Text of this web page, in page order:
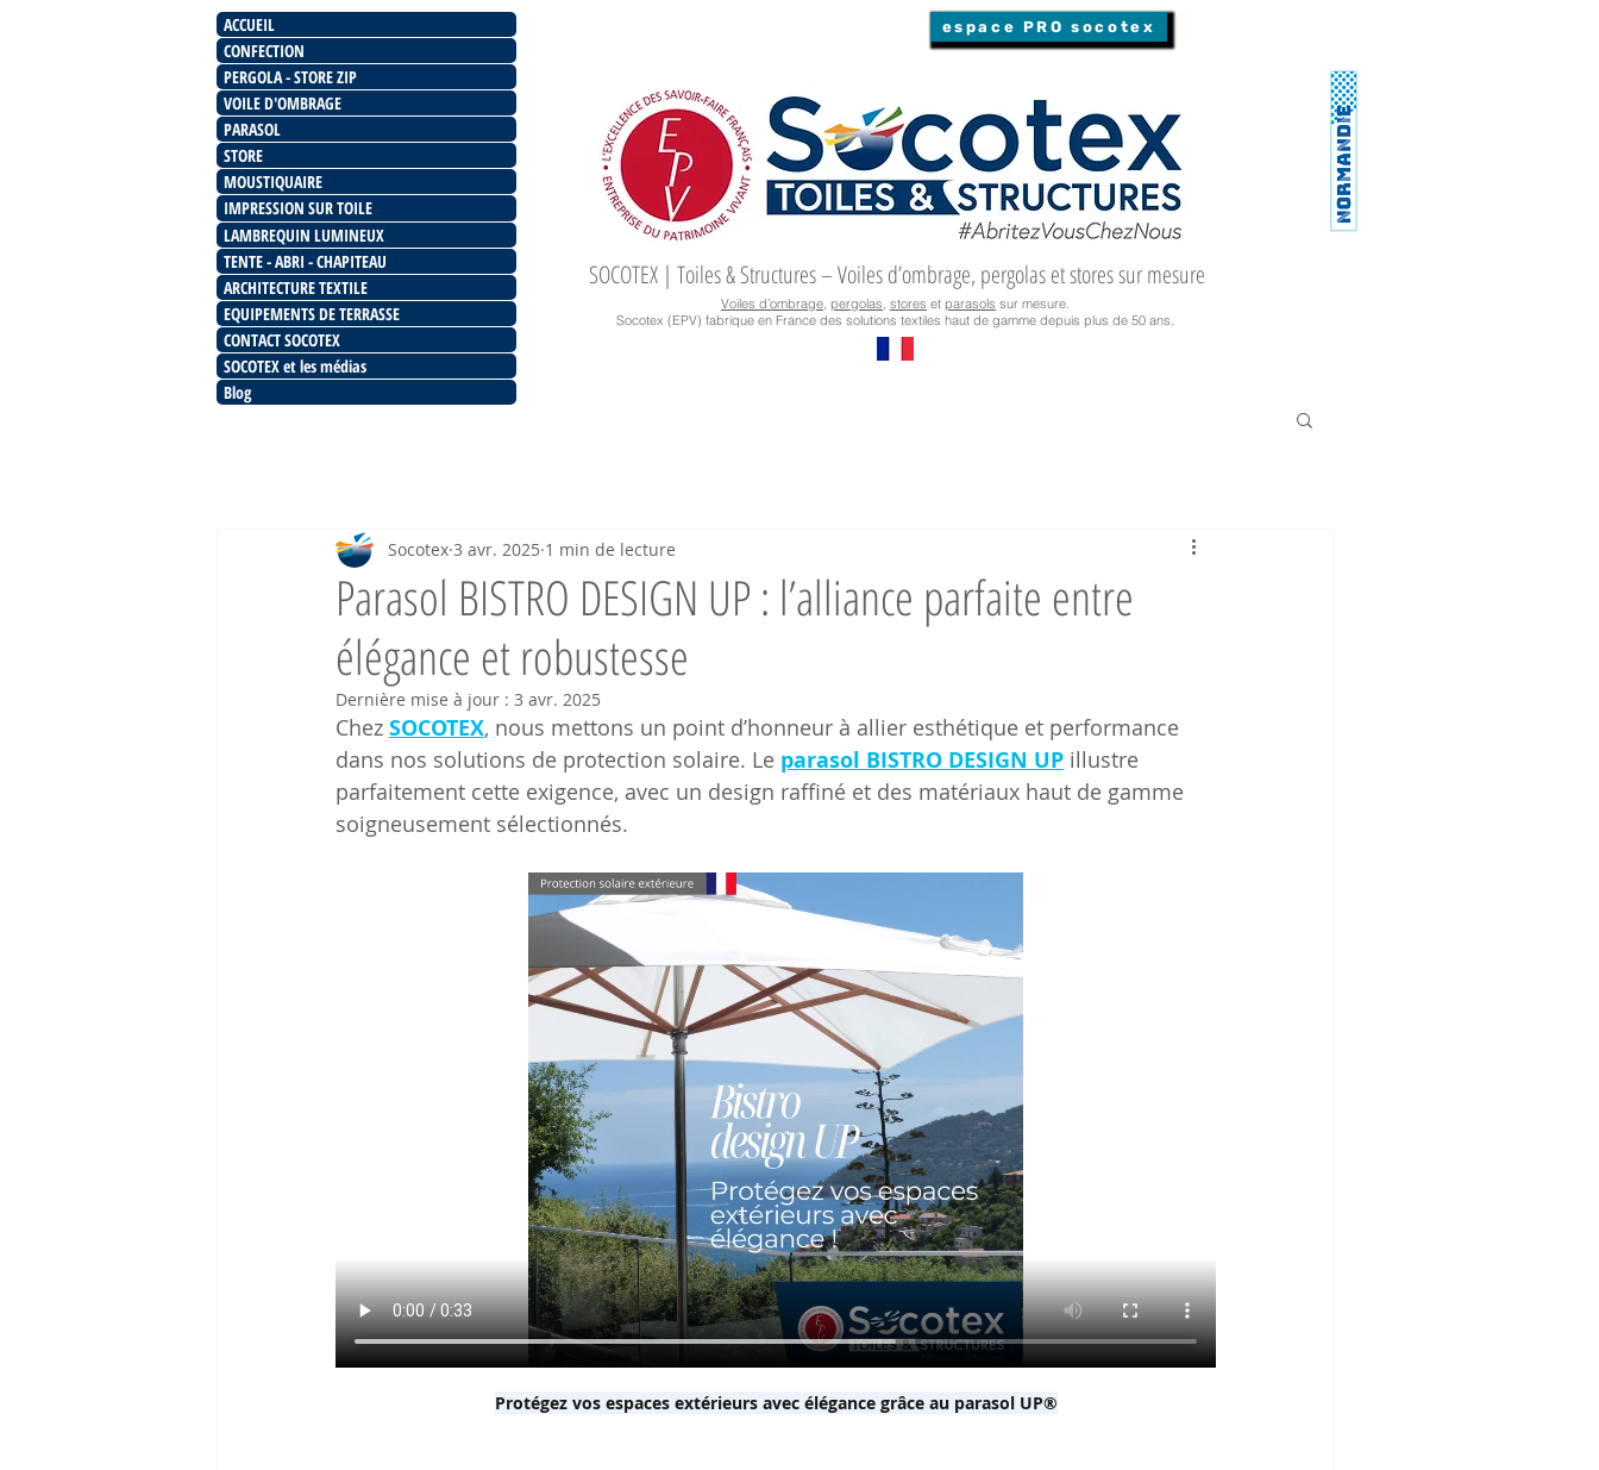
ACCUEIL
CONFECTION
PERGOLA - STORE ZIP
VOILE D'OMBRAGE
PARASOL
STORE
MOUSTIQUAIRE
IMPRESSION SUR TOILE
LAMBREQUIN LUMINEUX
TENTE - ABRI - CHAPITEAU
ARCHITECTURE TEXTILE
EQUIPEMENTS DE TERRASSE
CONTACT SOCOTEX
SOCOTEX et les médias
Blog
espace PRO socotex
SOCOTEX | Toiles & Structures – Voiles d’ombrage, pergolas et stores sur mesure
Voiles d’ombrage, pergolas, stores et parasols sur mesure.
Socotex (EPV) fabrique en France des solutions textiles haut de gamme depuis plus de 50 ans.
Parasol BISTRO DESIGN UP : l’alliance parfaite entre
élégance et robustesse
Socotex 3 avr. 2025 1 min de lecture
Dernière mise à jour : 3 avr. 2025
Chez SOCOTEX, nous mettons un point d’honneur à allier esthétique et performance
dans nos solutions de protection solaire. Le parasol BISTRO DESIGN UP illustre
parfaitement cette exigence, avec un design raffiné et des matériaux haut de gamme
soigneusement sélectionnés.
Protégez vos espaces extérieurs avec élégance grâce au parasol UP®